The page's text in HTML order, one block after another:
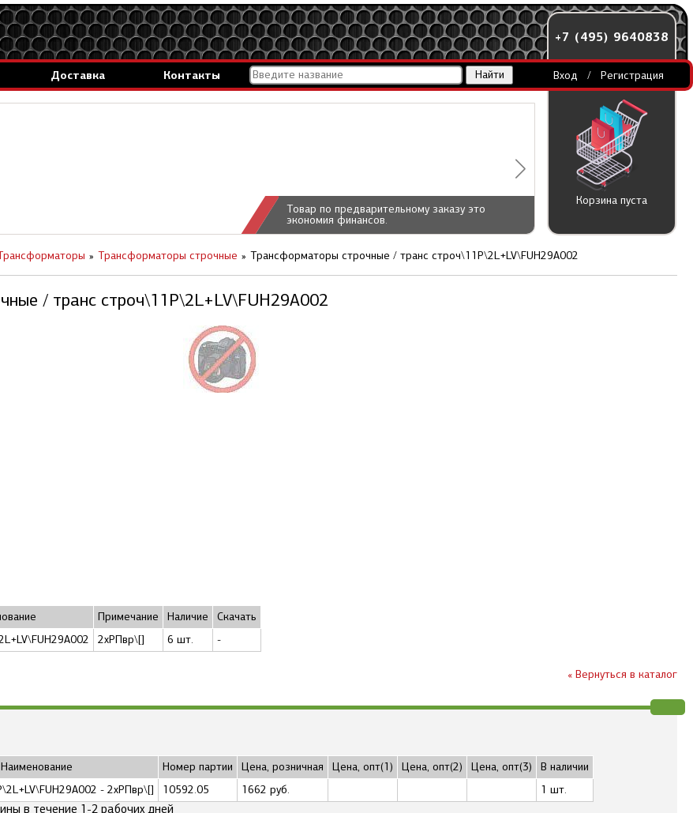
Доставка Контакты
Товар по предварительному заказу это
экономия финансов.
+7 (495) 9640838
Вход / Регистрация
Корзина пуста
/ транс строч\11P\2L+LV\FUH29A002
Трансформаторы строчные Трансформаторы строчные / транс строч\11P\2L+LV\FUH29A002
Примечание Наличие
Скачать
2xРПвр\[] 6 шт. -
« Вернуться в каталог
Наименование Номер партии Цена, розничная Цена, опт(1) Цена, опт(2) Цена, опт(3)
В наличии
- 2xРПвр\[] 10592.05 1662 руб. 1 шт.
в течение 1-2 рабочих дней